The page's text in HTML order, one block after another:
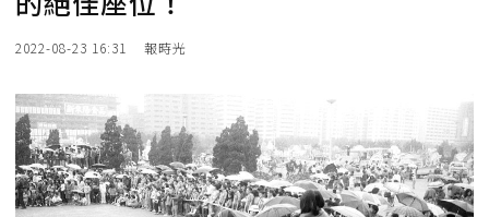
2022-08-23 16:31 報時光